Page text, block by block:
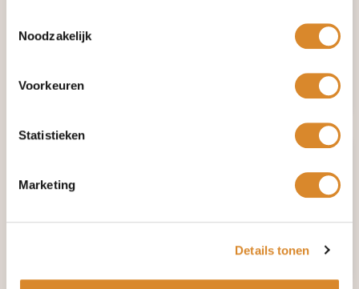
Noodzakelijk
Voorkeuren
Statistieken
Marketing
Details tonen
Alinda
Samoa